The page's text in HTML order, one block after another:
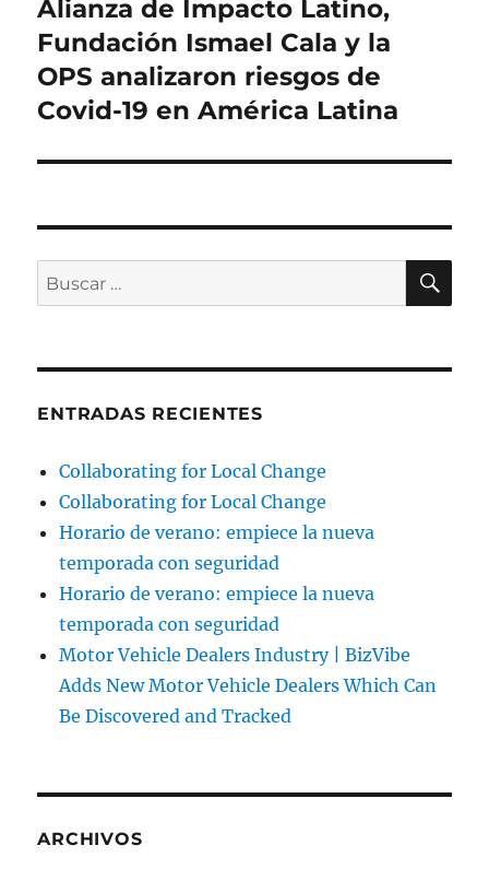
Entrada
siguiente:
Alianza de Impacto Latino,
Fundación Ismael Cala y la
OPS analizaron riesgos de
Covid-19 en América Latina
Buscar
por:
ENTRADAS RECIENTES
Collaborating for Local Change
Collaborating for Local Change
Horario de verano: empiece la nueva
temporada con seguridad
Horario de verano: empiece la nueva
temporada con seguridad
Motor Vehicle Dealers Industry | BizVibe
Adds New Motor Vehicle Dealers Which Can
Be Discovered and Tracked
ARCHIVOS